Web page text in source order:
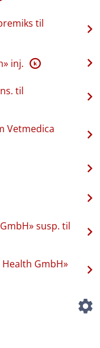
til
inj. K
til
Vetmedica
susp. til
GmbH»